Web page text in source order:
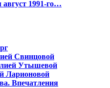
1991-го…
Свинцовой
Утышевой
Ларионовой
Впечатления